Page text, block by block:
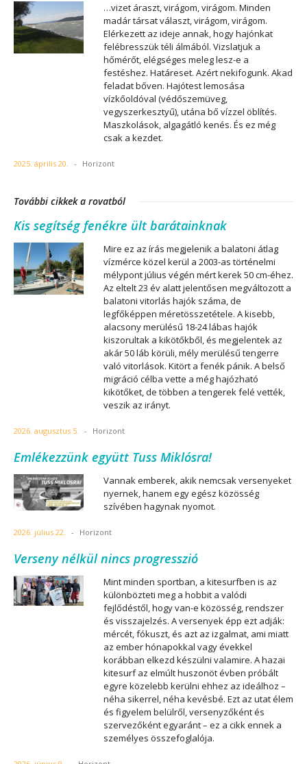
…vizet áraszt, virágom, virágom. Minden
madár társat választ, virágom, virágom.
Elérkezett az ideje annak, hogy hajónkat
felébresszük téli álmából. Vizslatjuk a
hőmérőt, elégséges meleg lesz-e a
festéshez. Határeset. Azért nekifogunk. Akad
feladat bőven. Hajótest lemosása
vízkőoldóval (védőszemüveg,
vegyszerkesztyű), utána bő vízzel öblítés.
Maszkolások, algagátló kenés. És ez még
csak a kezdet.
2025. április 20. - Horizont
További cikkek a rovatból
Kis segítség fenékre ült barátainknak
Mire ez az írás megjelenik a balatoni átlag
vízmérce közel kerül a 2003-as történelmi
mélypont július végén mért kerek 50 cm-éhez.
Az eltelt 23 év alatt jelentősen megváltozott a
balatoni vitorlás hajók száma, de
legfőképpen méretösszetétele. A kisebb,
alacsony merülésű 18-24 lábas hajók
kiszorultak a kikötőkből, és megjelentek az
akár 50 láb körüli, mély merülésű tengerre
való vitorlások. Kitört a fenék pánik. A belső
migráció célba vette a még hajózható
kikötőket, de többen a tengerek felé vették,
veszik az irányt.
2026. augusztus 5. - Horizont
Emlékezzünk együtt Tuss Miklósra!
Vannak emberek, akik nemcsak versenyeket
nyernek, hanem egy egész közösség
szívében hagynak nyomot.
2026. július 22. - Horizont
Verseny nélkül nincs progresszió
Mint minden sportban, a kitesurfben is az
különbözteti meg a hobbit a valódi
fejlődéstől, hogy van-e közösség, rendszer
és visszajelzés. A versenyek épp ezt adják:
mércét, fókuszt, és azt az izgalmat, ami miatt
az ember hónapokkal vagy évekkel
korábban elkezd készülni valamire. A hazai
kitesurf az elmúlt huszonöt évben próbált
egyre közelebb kerülni ehhez az ideálhoz –
néha sikerrel, néha kevésbé. Ezt az utat élem
és figyelem belülről, versenyzőként és
szervezőként egyaránt – ez a cikk ennek a
személyes összefoglalója.